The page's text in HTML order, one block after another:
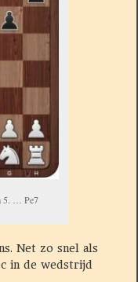
5. … Pe7
Net zo snel als
in de wedstrijd